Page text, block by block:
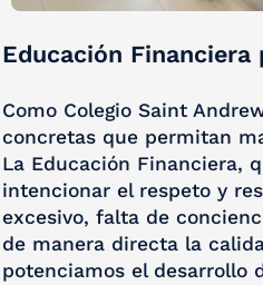
Educación
Como Colegio Saint
concretas que permitan
La Educación Financiera,
intencionar el respeto y
excesivo, falta de
de manera directa la
potenciamos el desarrollo